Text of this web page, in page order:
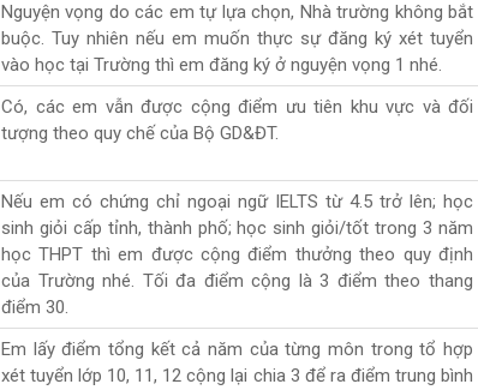
Nguyện vọng do các em tự lựa chọn, Nhà trường không bắt
buộc. Tuy nhiên nếu em muốn thực sự đăng ký xét tuyển
vào học tại Trường thì em đăng ký ở nguyện vọng 1 nhé.
Có, các em vẫn được cộng điểm ưu tiên khu vực và đối
tượng theo quy chế của Bộ GD&ĐT.
Nếu em có chứng chỉ ngoại ngữ IELTS từ 4.5 trở lên; học
sinh giỏi cấp tỉnh, thành phố; học sinh giỏi/tốt trong 3 năm
học THPT thì em được cộng điểm thưởng theo quy định
của Trường nhé. Tối đa điểm cộng là 3 điểm theo thang
điểm 30.
Em lấy điểm tổng kết cả năm của từng môn trong tổ hợp
xét tuyển lớp 10, 11, 12 cộng lại chia 3 để ra điểm trung bình